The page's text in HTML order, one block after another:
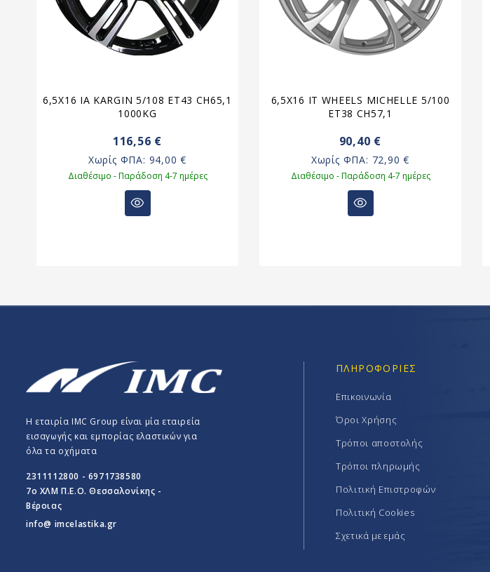
6,5X16 IA KARGIN 5/108 ET43 CH65,1
1000KG
116,56 €
Χωρίς ΦΠΑ: 94,00 €
Διαθέσιμο - Παράδοση 4-7 ημέρες
6,5X16 IT WHEELS MICHELLE 5/100
ET38 CH57,1
90,40 €
Χωρίς ΦΠΑ: 72,90 €
Διαθέσιμο - Παράδοση 4-7 ημέρες
Η εταιρία IMC Group είναι μία εταιρεία
εισαγωγής και εμπορίας ελαστικών για
όλα τα οχήματα
2311112800 - 6971738580
7o ΧΛΜ Π.E.O. Θεσσαλονίκης -
Βέροιας
info@ imcelastika.gr
ΠΛΗΡΟΦΟΡΊΕΣ
Επικοινωνία
Όροι Χρήσης
Τρόποι αποστολής
Τρόποι πληρωμής
Πολιτική Επιστροφών
Πολιτική Cookies
Σχετικά με εμάς